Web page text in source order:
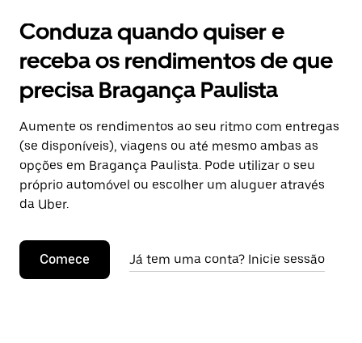
Conduza quando quiser e
receba os rendimentos de que
precisa Bragança Paulista
Aumente os rendimentos ao seu ritmo com entregas
(se disponíveis), viagens ou até mesmo ambas as
opções em Bragança Paulista. Pode utilizar o seu
próprio automóvel ou escolher um aluguer através
da Uber.
Comece Já tem uma conta? Inicie sessão